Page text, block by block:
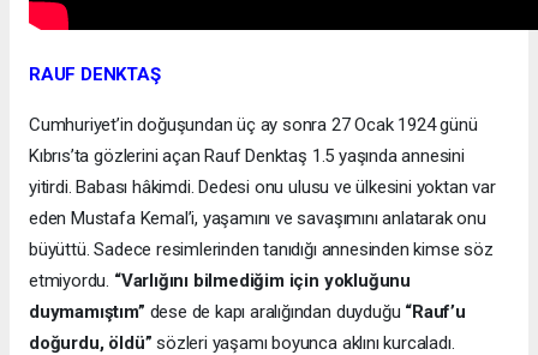
RAUF DENKTAŞ
Cumhuriyet’in doğuşundan üç ay sonra 27 Ocak 1924 günü
Kıbrıs’ta gözlerini açan Rauf Denktaş 1.5 yaşında annesini
yitirdi. Babası hâkimdi. Dedesi onu ulusu ve ülkesini yoktan var
eden Mustafa Kemal’i, yaşamını ve savaşımını anlatarak onu
büyüttü. Sadece resimlerinden tanıdığı annesinden kimse söz
etmiyordu. “Varlığını bilmediğim için yokluğunu
duymamıştım” dese de kapı aralığından duyduğu “Rauf’u
doğurdu, öldü” sözleri yaşamı boyunca aklını kurcaladı.